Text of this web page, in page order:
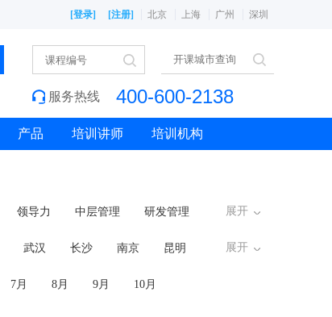
[登录] [注册] 北京 上海 广州 深圳
服务热线 400-600-2138
产品 培训讲师 培训机构
领导力 中层管理
研发管理
展开
武汉 长沙 南京
昆明
展开
7月 8月 9月
10月